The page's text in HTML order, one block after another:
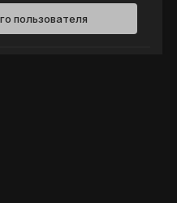
пользователя